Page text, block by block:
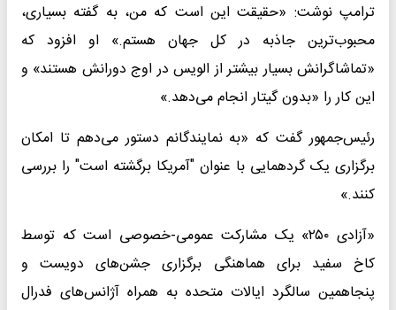
ترامپ نوشت: «حقیقت این است که من، به گفته بسیاری،
محبوب‌ترین جاذبه در کل جهان هستم.» او افزود که
«تماشاگرانش بسیار بیشتر از الویس در اوج دورانش هستند» و
این کار را «بدون گیتار انجام می‌دهد.»
رئیس‌جمهور گفت که «به نمایندگانم دستور می‌دهم تا امکان
برگزاری یک گردهمایی با عنوان "آمریکا برگشته است" را بررسی
کنند.»
«آزادی ۲۵۰» یک مشارکت عمومی-خصوصی است که توسط
کاخ سفید برای هماهنگی برگزاری جشن‌های دویست و
پنجاهمین سالگرد ایالات متحده به همراه آژانس‌های فدرال